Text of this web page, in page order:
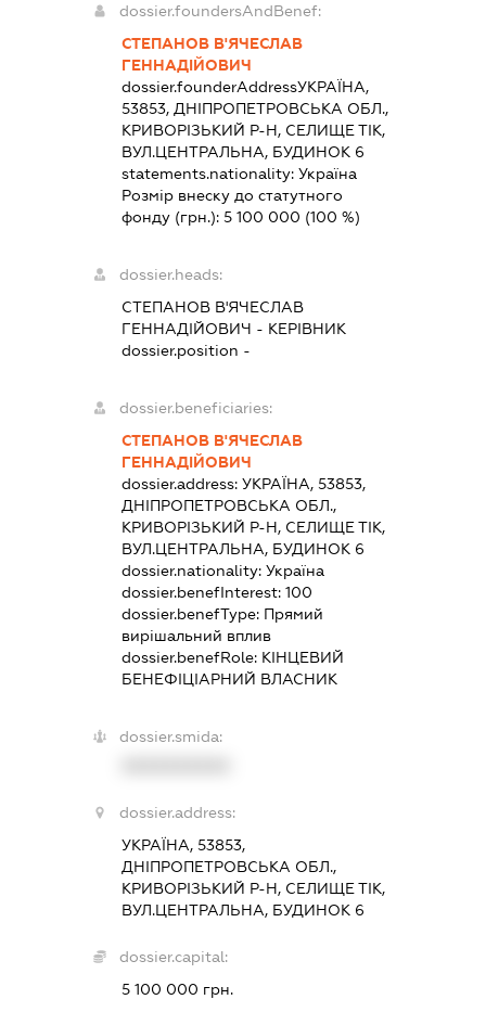
dossier.foundersAndBenef:
СТЕПАНОВ В'ЯЧЕСЛАВ
ГЕННАДІЙОВИЧ
dossier.founderAddressУКРАЇНА,
53853, ДНІПРОПЕТРОВСЬКА ОБЛ.,
КРИВОРІЗЬКИЙ Р-Н, СЕЛИЩЕ ТІК,
ВУЛ.ЦЕНТРАЛЬНА, БУДИНОК 6
statements.nationality: Україна
Розмір внеску до статутного
фонду (грн.): 5 100 000 (100 %)
dossier.heads:
СТЕПАНОВ В'ЯЧЕСЛАВ
ГЕННАДІЙОВИЧ - КЕРІВНИК
dossier.position -
dossier.beneficiaries:
СТЕПАНОВ В'ЯЧЕСЛАВ
ГЕННАДІЙОВИЧ
dossier.address: УКРАЇНА, 53853,
ДНІПРОПЕТРОВСЬКА ОБЛ.,
КРИВОРІЗЬКИЙ Р-Н, СЕЛИЩЕ ТІК,
ВУЛ.ЦЕНТРАЛЬНА, БУДИНОК 6
dossier.nationality: Україна
dossier.benefInterest: 100
dossier.benefType: Прямий
вирішальний вплив
dossier.benefRole: КІНЦЕВИЙ
БЕНЕФІЦІАРНИЙ ВЛАСНИК
dossier.smida:
dossier.address:
УКРАЇНА, 53853,
ДНІПРОПЕТРОВСЬКА ОБЛ.,
КРИВОРІЗЬКИЙ Р-Н, СЕЛИЩЕ ТІК,
ВУЛ.ЦЕНТРАЛЬНА, БУДИНОК 6
dossier.capital:
5 100 000 грн.